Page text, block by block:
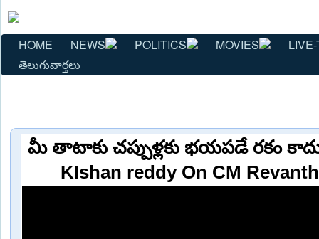
HOME NEWS POLITICS MOVIES
తెలుగువార్తలు
మీ తాటాకు చప్పుళ్లకు భయపడే రకం
KIshan reddy On CM